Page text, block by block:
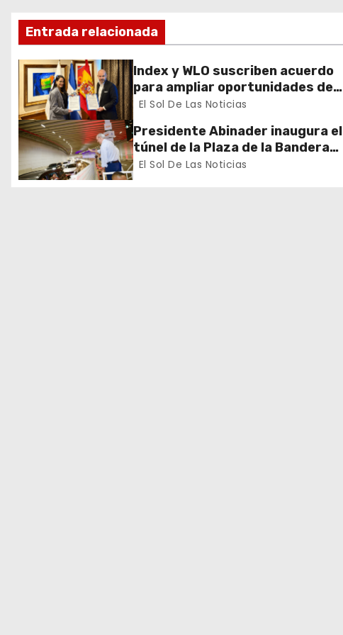
ó
n
d
e
e
n
Entrada relacionada
Index y WLO suscriben acuerdo
para ampliar oportunidades de
formación de dominicanos en el
El Sol De Las Noticias
Presidente Abinader inaugura el
túnel de la Plaza de la Bandera
que cambia la salida hacia el Sur
El Sol De Las Noticias